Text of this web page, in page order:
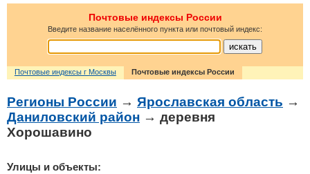
Почтовые индексы России
Введите название населённого пункта или почтовый индекс:
Почтовые индексы г Москвы Почтовые индексы России
Регионы России → Ярославская область →
Даниловский район → деревня
Хорошавино
Улицы и объекты: